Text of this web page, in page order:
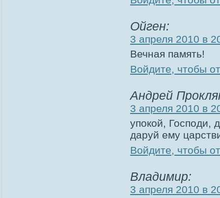
Ойген:
3 апреля 2010 в
Вечная память!
Войдите, чтобы
Андрей
3 апреля 2010 в
упокой, Господи,
даруй ему
Войдите, чтобы
Владимир:
3 апреля 2010 в